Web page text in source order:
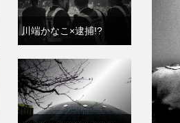
川端かなこ×逮捕!?